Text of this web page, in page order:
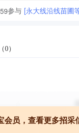
参与 [永大线沿线苗圃
（0）
会员，查看更多招采